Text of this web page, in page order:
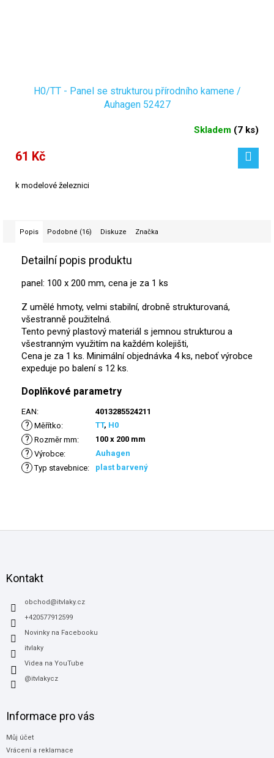
H0/TT - Panel se strukturou přírodního kamene /
Auhagen 52427
Skladem (7 ks)
61 Kč
k modelové železnici
Popis Podobné (16) Diskuze Značka
Detailní popis produktu
panel: 100 x 200 mm, cena je za 1 ks
Z umělé hmoty, velmi stabilní, drobně strukturovaná,
všestranně použitelná.
Tento pevný plastový materiál s jemnou strukturou a
všestranným využitím na každém kolejišti,
Cena je za 1 ks. Minimální objednávka 4 ks, neboť výrobce
expeduje po balení s 12 ks.
Doplňkové parametry
EAN: 4013285524211
? Měřítko: TT, H0
? Rozměr mm: 100 x 200 mm
? Výrobce: Auhagen
? Typ stavebnice: plast barvený
Kontakt
obchod@itvlaky.cz
+420577912599
Novinky na Facebooku
itvlaky
Videa na YouTube
@itvlakycz
Informace pro vás
Můj účet
Vrácení a reklamace